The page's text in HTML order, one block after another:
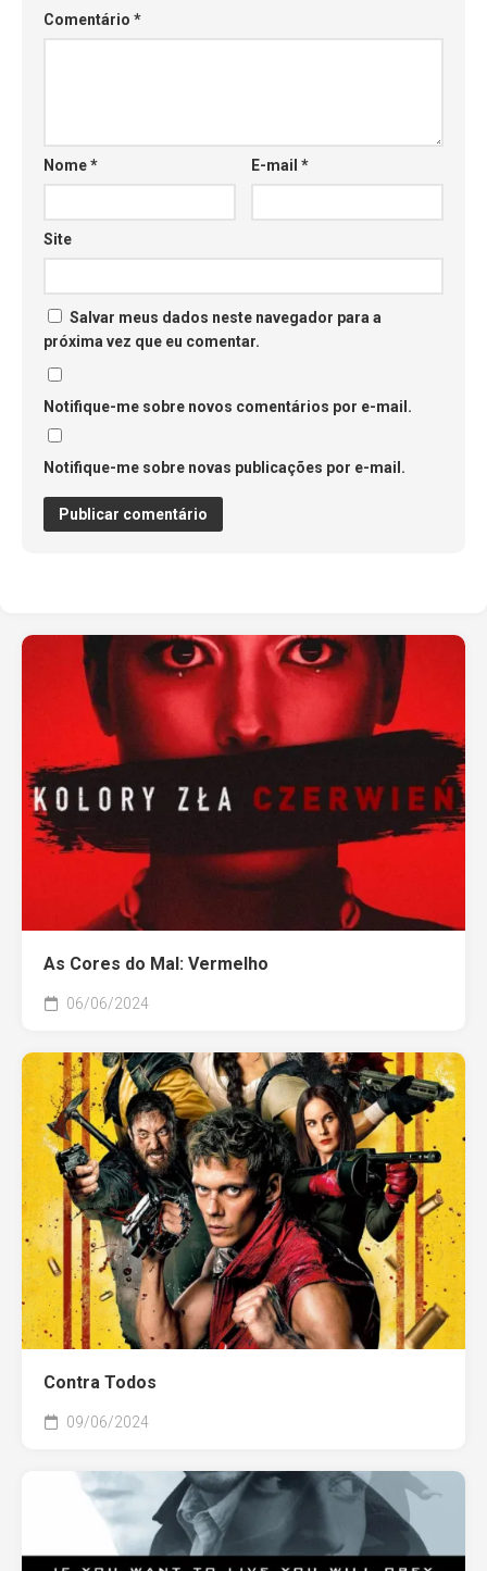
Comentário *
Nome* E-mail*
Site
Salvar meus dados neste navegador para a
próxima vez que eu comentar.
Notifique-me sobre novos comentários por e-mail.
Notifique-me sobre novas publicações por e-mail.
As Cores do Mal: Vermelho
06/06/2024
Contra Todos
09/06/2024